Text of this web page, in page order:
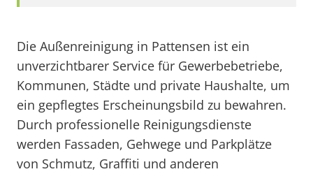
Die Außenreinigung in Pattensen ist ein
unverzichtbarer Service für Gewerbebetriebe,
Kommunen, Städte und private Haushalte, um
ein gepflegtes Erscheinungsbild zu bewahren.
Durch professionelle Reinigungsdienste
werden Fassaden, Gehwege und Parkplätze
von Schmutz, Graffiti und anderen